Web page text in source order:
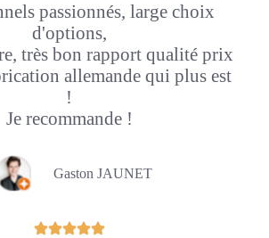
passionnés, large choix
d'options,
très bon rapport qualité prix
allemande qui plus est
!
Je recommande !
Gaston JAUNET